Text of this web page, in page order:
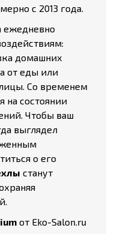
с 2013 года.
ежедневно
домашних
от еды или
Со временем
на состоянии
Чтобы ваш
выглядел
о его
станут
от Eko-Salon.ru